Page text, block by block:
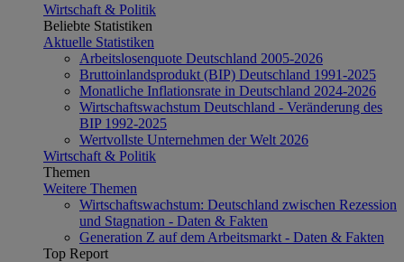
Wirtschaft & Politik
Beliebte Statistiken
Aktuelle Statistiken
Arbeitslosenquote Deutschland 2005-2026
Bruttoinlandsprodukt (BIP) Deutschland 1991-2025
Monatliche Inflationsrate in Deutschland 2024-2026
Wirtschaftswachstum Deutschland - Veränderung des
BIP 1992-2025
Wertvollste Unternehmen der Welt 2026
Wirtschaft & Politik
Themen
Weitere Themen
Wirtschaftswachstum: Deutschland zwischen Rezession
und Stagnation - Daten & Fakten
Generation Z auf dem Arbeitsmarkt - Daten & Fakten
Top Report